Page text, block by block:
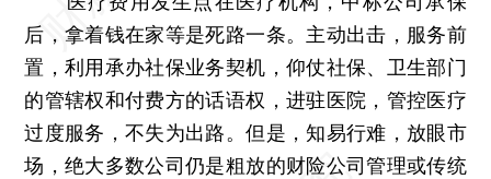
后，拿着钱在家等是死路一条。主动出击，服务前
置，利用承办社保业务契机，仰仗社保、卫生部门
的管辖权和付费方的话语权，进驻医院，管控医疗
过度服务，不失为出路。但是，知易行难，放眼市
场，绝大多数公司仍是粗放的财险公司管理或传统